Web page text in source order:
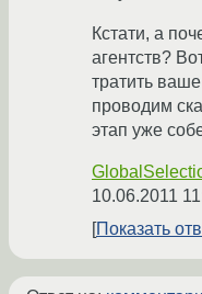
Кстати, а
агентств?
тратить
проводим
этап уже
10.06.2011
Показать